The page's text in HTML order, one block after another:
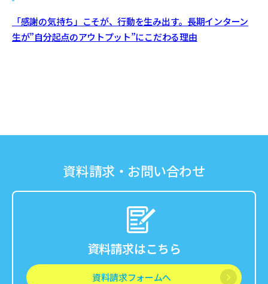
「感謝の気持ち」こそが、行動を生み出す。長期インターン
生が”自分起点のアウトプット”にこだわる理由
資料請求・お問い合わせ
資料請求はこちら
資料請求フォームへ